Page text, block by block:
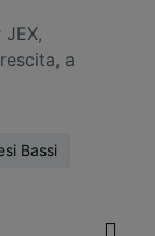
a
Paesi Bassi